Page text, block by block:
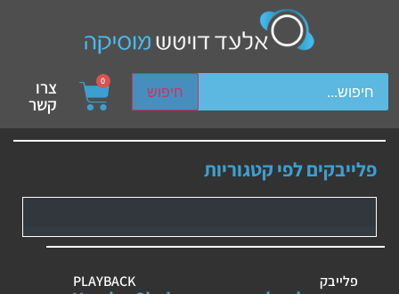
חיפוש
device users, explore by touch or with swipe gestures.
0 צרו
קשר
פלייבקים לפי קטגוריות
פלייבק PLAYBACK